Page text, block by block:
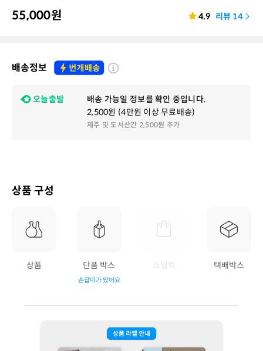
55,000원 4.9 리뷰 14
배송정보
오늘출발
배송 가능일 정보를 확인 중입니다.
2,500원 (4만원 이상 무료배송)
제주 및 도서산간 2,500원 추가
상품 구성
상품 단품 박스
손잡이가 있어요
쇼핑백 택배박스